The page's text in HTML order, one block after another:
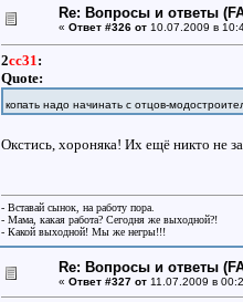
Re: Вопросы и ответы
« Ответ #326 от10.07.2009 в
2cc31:
Quote:
копать надо начинать с отцов-
Окстись, хороняка! Их ещё никто не
- Вставай сынок, на работу пора.
- Мама, какая работа? Сегодня же выходной?!
- Какой выходной! Мы же негры!!!
Re: Вопросы и ответы
« Ответ #327 от11.07.2009 в